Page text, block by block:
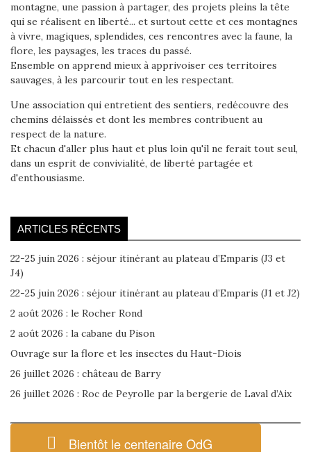
montagne, une passion à partager, des projets pleins la tête
qui se réalisent en liberté... et surtout cette et ces montagnes
à vivre, magiques, splendides, ces rencontres avec la faune, la
flore, les paysages, les traces du passé.
Ensemble on apprend mieux à apprivoiser ces territoires
sauvages, à les parcourir tout en les respectant.
Une association qui entretient des sentiers, redécouvre des
chemins délaissés et dont les membres contribuent au
respect de la nature.
Et chacun d'aller plus haut et plus loin qu'il ne ferait tout seul,
dans un esprit de convivialité, de liberté partagée et
d'enthousiasme.
ARTICLES RÉCENTS
22-25 juin 2026 : séjour itinérant au plateau d’Emparis (J3 et
J4)
22-25 juin 2026 : séjour itinérant au plateau d’Emparis (J1 et J2)
2 août 2026 : le Rocher Rond
2 août 2026 : la cabane du Pison
Ouvrage sur la flore et les insectes du Haut-Diois
26 juillet 2026 : château de Barry
26 juillet 2026 : Roc de Peyrolle par la bergerie de Laval d’Aix
Bientôt le centenaire OdG